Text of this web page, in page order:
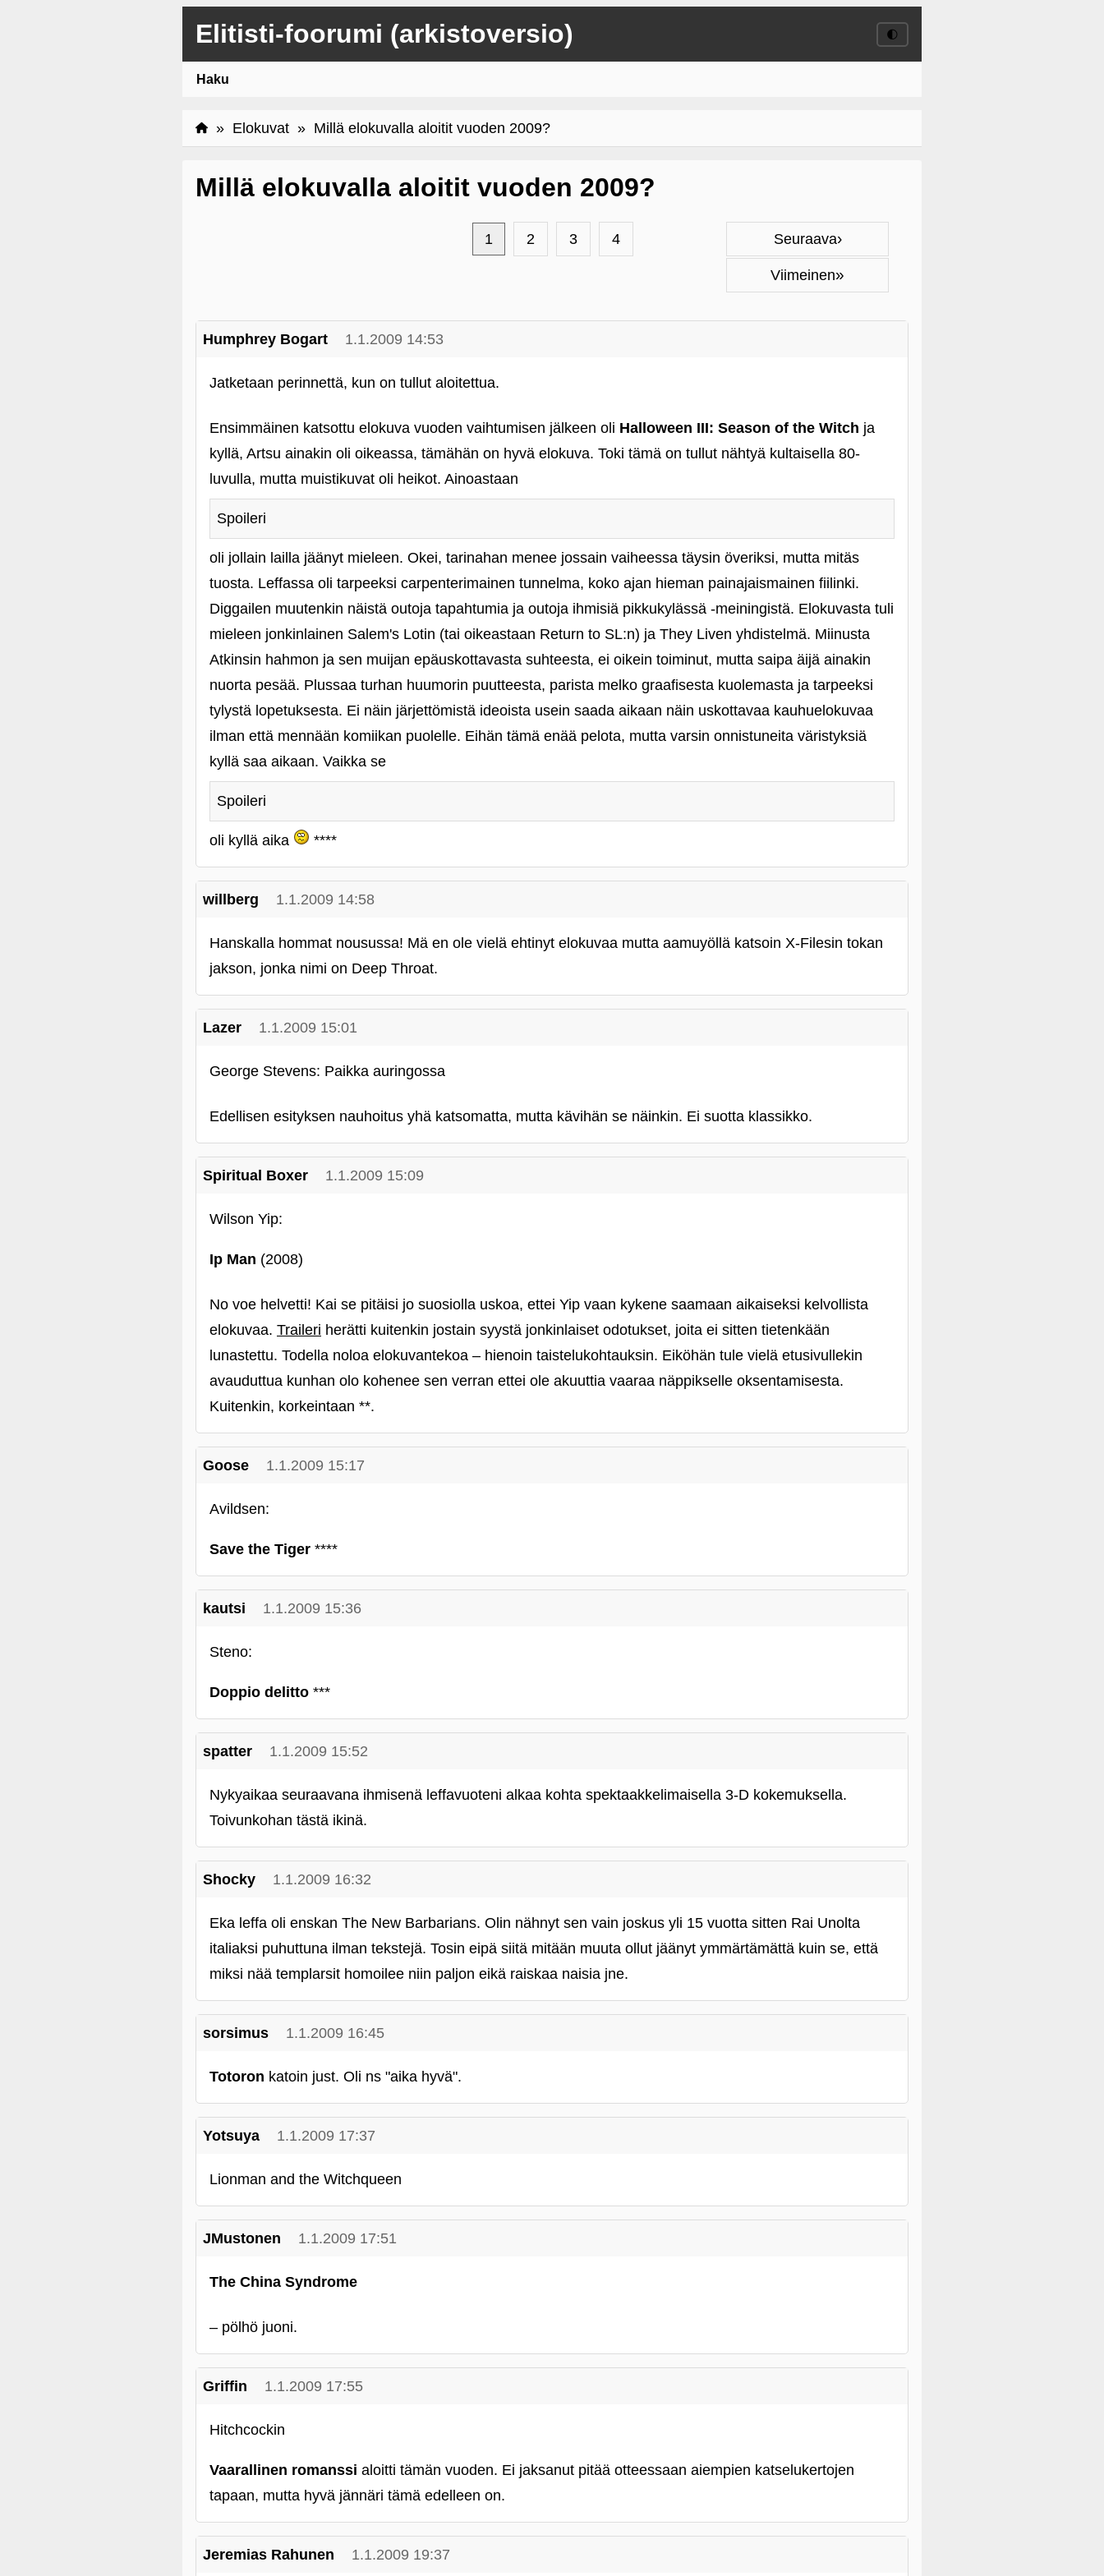
Elitisti-foorumi (arkistoversio) 🌓
Haku
» Elokuvat » Millä elokuvalla aloitit vuoden 2009?
Millä elokuvalla aloitit vuoden 2009?
Seuraava›
Viimeinen»
1 2 3 4
Humphrey Bogart 1.1.2009 14:53
Jatketaan perinnettä, kun on tullut aloitettua.
Ensimmäinen katsottu elokuva vuoden vaihtumisen jälkeen oli Halloween III: Season of the Witch ja
kyllä, Artsu ainakin oli oikeassa, tämähän on hyvä elokuva. Toki tämä on tullut nähtyä kultaisella 80-
luvulla, mutta muistikuvat oli heikot. Ainoastaan
Spoileri
oli jollain lailla jäänyt mieleen. Okei, tarinahan menee jossain vaiheessa täysin överiksi, mutta mitäs
tuosta. Leffassa oli tarpeeksi carpenterimainen tunnelma, koko ajan hieman painajaismainen fiilinki.
Diggailen muutenkin näistä outoja tapahtumia ja outoja ihmisiä pikkukylässä ‑meiningistä. Elokuvasta tuli
mieleen jonkinlainen Salem's Lotin (tai oikeastaan Return to SL:n) ja They Liven yhdistelmä. Miinusta
Atkinsin hahmon ja sen muijan epäuskottavasta suhteesta, ei oikein toiminut, mutta saipa äijä ainakin
nuorta pesää. Plussaa turhan huumorin puutteesta, parista melko graafisesta kuolemasta ja tarpeeksi
tylystä lopetuksesta. Ei näin järjettömistä ideoista usein saada aikaan näin uskottavaa kauhuelokuvaa
ilman että mennään komiikan puolelle. Eihän tämä enää pelota, mutta varsin onnistuneita väristyksiä
kyllä saa aikaan. Vaikka se
Spoileri
oli kyllä aika ****
willberg 1.1.2009 14:58
Hanskalla hommat nousussa! Mä en ole vielä ehtinyt elokuvaa mutta aamuyöllä katsoin X-Filesin tokan
jakson, jonka nimi on Deep Throat.
Lazer 1.1.2009 15:01
George Stevens: Paikka auringossa
Edellisen esityksen nauhoitus yhä katsomatta, mutta kävihän se näinkin. Ei suotta klassikko.
Spiritual Boxer 1.1.2009 15:09
Wilson Yip:
Ip Man (2008)
No voe helvetti! Kai se pitäisi jo suosiolla uskoa, ettei Yip vaan kykene saamaan aikaiseksi kelvollista
elokuvaa. Traileri herätti kuitenkin jostain syystä jonkinlaiset odotukset, joita ei sitten tietenkään
lunastettu. Todella noloa elokuvantekoa – hienoin taistelukohtauksin. Eiköhän tule vielä etusivullekin
avauduttua kunhan olo kohenee sen verran ettei ole akuuttia vaaraa näppikselle oksentamisesta.
Kuitenkin, korkeintaan **.
Goose 1.1.2009 15:17
Avildsen:
Save the Tiger ****
kautsi 1.1.2009 15:36
Steno:
Doppio delitto ***
spatter 1.1.2009 15:52
Nykyaikaa seuraavana ihmisenä leffavuoteni alkaa kohta spektaakkelimaisella 3-D kokemuksella.
Toivunkohan tästä ikinä.
Shocky 1.1.2009 16:32
Eka leffa oli enskan The New Barbarians. Olin nähnyt sen vain joskus yli 15 vuotta sitten Rai Unolta
italiaksi puhuttuna ilman tekstejä. Tosin eipä siitä mitään muuta ollut jäänyt ymmärtämättä kuin se, että
miksi nää templarsit homoilee niin paljon eikä raiskaa naisia jne.
sorsimus 1.1.2009 16:45
Totoron katoin just. Oli ns "aika hyvä".
Yotsuya 1.1.2009 17:37
Lionman and the Witchqueen
JMustonen 1.1.2009 17:51
The China Syndrome
– pölhö juoni.
Griffin 1.1.2009 17:55
Hitchcockin
Vaarallinen romanssi aloitti tämän vuoden. Ei jaksanut pitää otteessaan aiempien katselukertojen
tapaan, mutta hyvä jännäri tämä edelleen on.
Jeremias Rahunen 1.1.2009 19:37